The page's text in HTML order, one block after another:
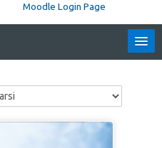
Moodle Login Page